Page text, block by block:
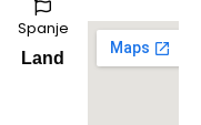
Spanje
Land